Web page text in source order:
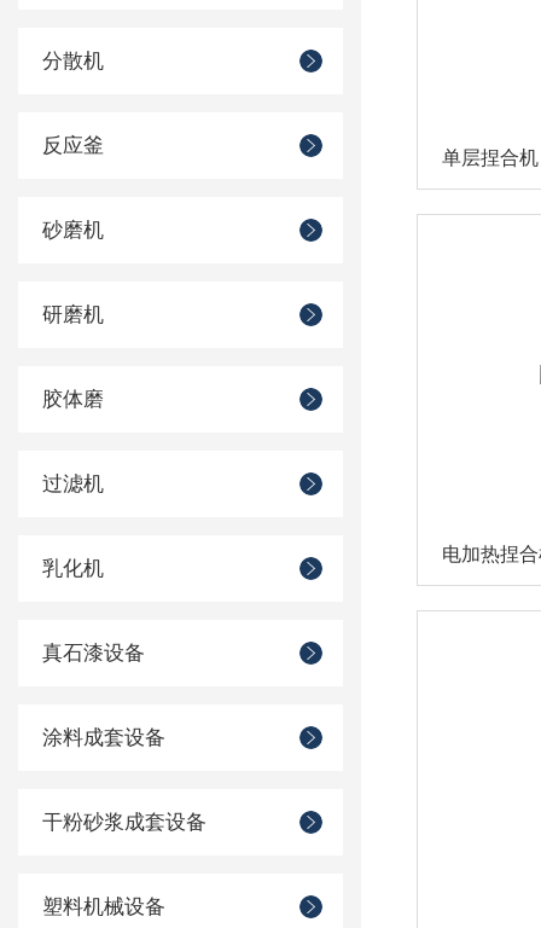
分散机
反应釜
砂磨机
研磨机
胶体磨
过滤机
乳化机
真石漆设备
涂料成套设备
干粉砂浆成套设备
塑料机械设备
单层捏合机
电加热捏